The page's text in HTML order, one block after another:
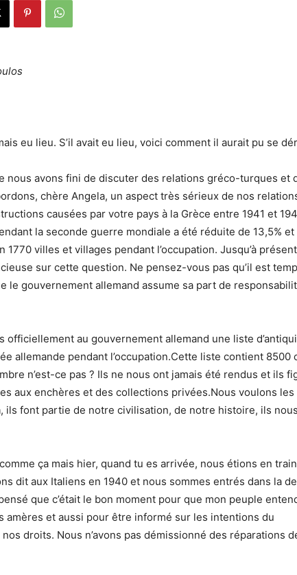
eu lieu. S’il avait eu lieu, voici comment il aurait pu se
nous avons fini de discuter des relations gréco-turques et
chère Angela, un aspect très sérieux de nos
causées par votre pays à la Grèce entre 1941 et
la seconde guerre mondiale a été réduite de 13,5% et
villes et villages pendant l’occupation. Jusqu’à
sur cette question. Ne pensez-vous pas qu’il est
le gouvernement allemand assume sa part de
officiellement au gouvernement allemand une liste
allemande pendant l’occupation.Cette liste contient 8500
n’est-ce pas ? Ils ne nous ont jamais été rendus et ils
aux enchères et des collections privées.Nous voulons les
ils font partie de notre civilisation, de notre histoire, ils nous
ça mais hier, quand tu es arrivée, nous étions en
dit aux Italiens en 1940 et nous sommes entrés dans la
que c’était le bon moment pour que mon peuple
amères et aussi pour être informé sur les intentions du
droits. Nous n’avons pas démissionné des réparations